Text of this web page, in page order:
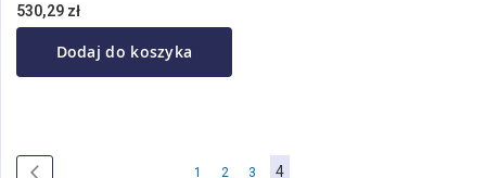
530,29 zł
Dodaj do koszyka
Strona
Strona
1 Strona
2 Strona
3
Aktualnie
4